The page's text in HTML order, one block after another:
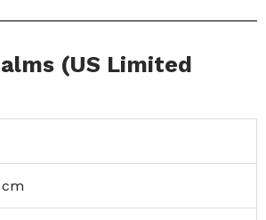
(US Limited
cm